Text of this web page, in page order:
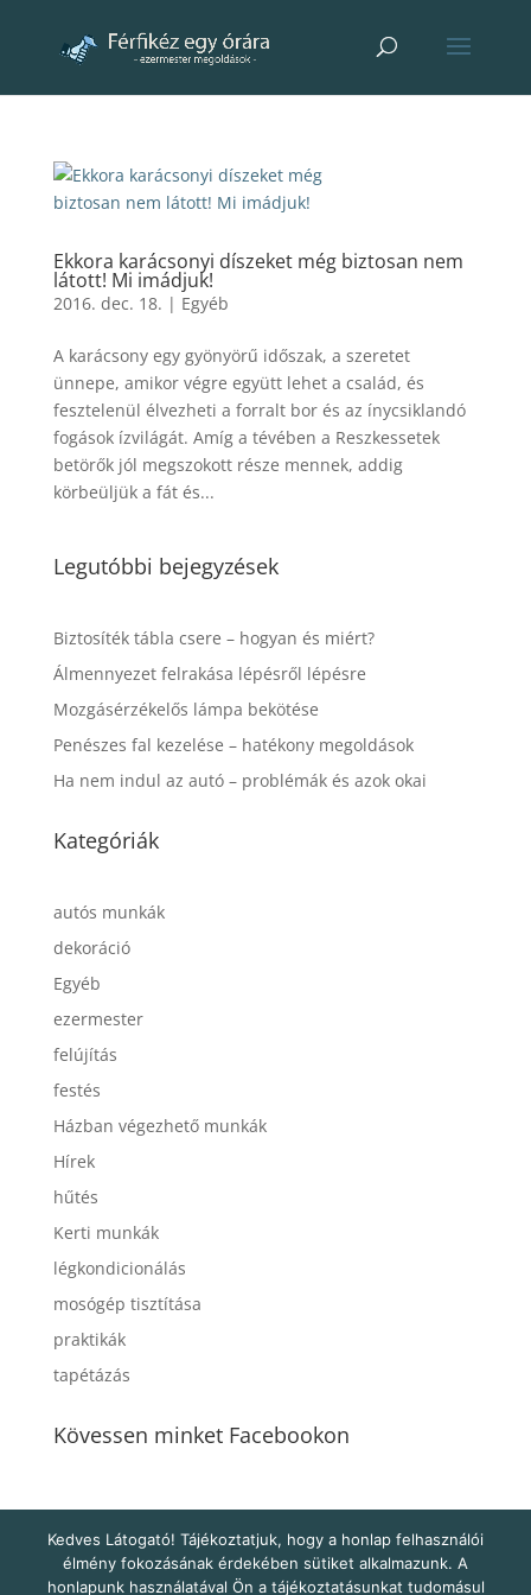
Ekkora karácsonyi díszeket még biztosan nem
látott! Mi imádjuk!
2016. dec. 18. | Egyéb
A karácsony egy gyönyörű időszak, a szeretet
ünnepe, amikor végre együtt lehet a család, és
fesztelenül élvezheti a forralt bor és az ínycsiklandó
fogások ízvilágát. Amíg a tévében a Reszkessetek
betörők jól megszokott része mennek, addig
körbeüljük a fát és...
Legutóbbi bejegyzések
Biztosíték tábla csere – hogyan és miért?
Álmennyezet felrakása lépésről lépésre
Mozgásérzékelős lámpa bekötése
Penészes fal kezelése – hatékony megoldások
Ha nem indul az autó – problémák és azok okai
Kategóriák
autós munkák
dekoráció
Egyéb
ezermester
felújítás
festés
Házban végezhető munkák
Hírek
hűtés
Kerti munkák
légkondicionálás
mosógép tisztítása
praktikák
tapétázás
Kövessen minket Facebookon
Kedves Látogató! Tájékoztatjuk, hogy a honlap felhasználói
élmény fokozásának érdekében sütiket alkalmazunk. A
honlapunk használatával Ön a tájékoztatásunkat tudomásul